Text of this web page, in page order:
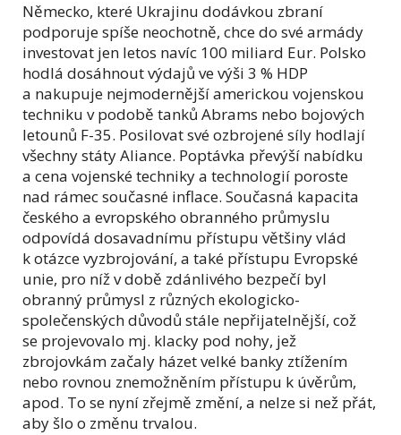
Německo, které Ukrajinu dodávkou zbraní
podporuje spíše neochotně, chce do své armády
investovat jen letos navíc 100 miliard Eur. Polsko
hodlá dosáhnout výdajů ve výši 3 % HDP
a nakupuje nejmodernější americkou vojenskou
techniku v podobě tanků Abrams nebo bojových
letounů F-35. Posilovat své ozbrojené síly hodlají
všechny státy Aliance. Poptávka převýší nabídku
a cena vojenské techniky a technologií poroste
nad rámec současné inflace. Současná kapacita
českého a evropského obranného průmyslu
odpovídá dosavadnímu přístupu většiny vlád
k otázce vyzbrojování, a také přístupu Evropské
unie, pro níž v době zdánlivého bezpečí byl
obranný průmysl z různých ekologicko-
společenských důvodů stále nepřijatelnější, což
se projevovalo mj. klacky pod nohy, jež
zbrojovkám začaly házet velké banky ztížením
nebo rovnou znemožněním přístupu k úvěrům,
apod. To se nyní zřejmě změní, a nelze si než přát,
aby šlo o změnu trvalou.